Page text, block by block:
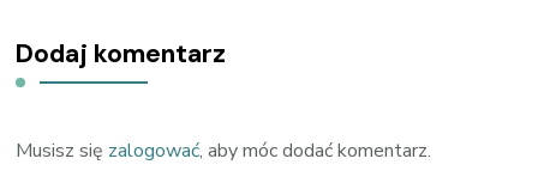
Dodaj komentarz
Musisz się zalogować, aby móc dodać komentarz.